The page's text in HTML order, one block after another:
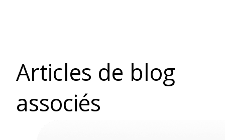
Articles de blog
associés